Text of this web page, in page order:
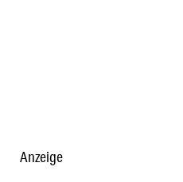
Anzeige